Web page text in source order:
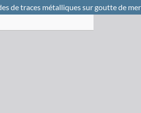
de traces métalliques sur goutte de